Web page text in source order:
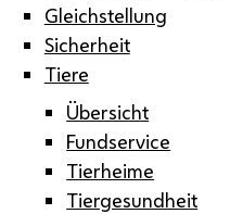
Gleichstellung
Sicherheit
Tiere
Übersicht
Fundservice
Tierheime
Tiergesundheit